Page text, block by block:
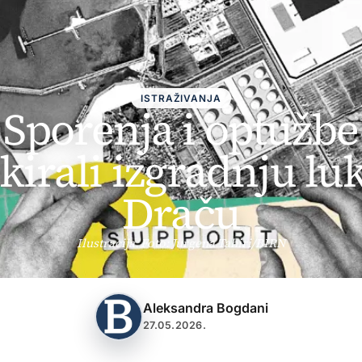
ISTRAŽIVANJA
Sporenja i optužbe
izgradnju
Draču
Ilustracija. Foto: Jurgena Tahiri/BIRN
Aleksandra Bogdani
27.05.2026.